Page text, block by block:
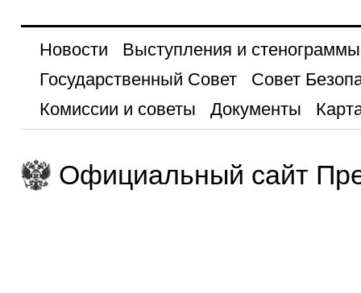
Новости
Выступления и стенограммы
Государственный Совет
Совет
Комиссии и советы
Документы
Официальный сайт